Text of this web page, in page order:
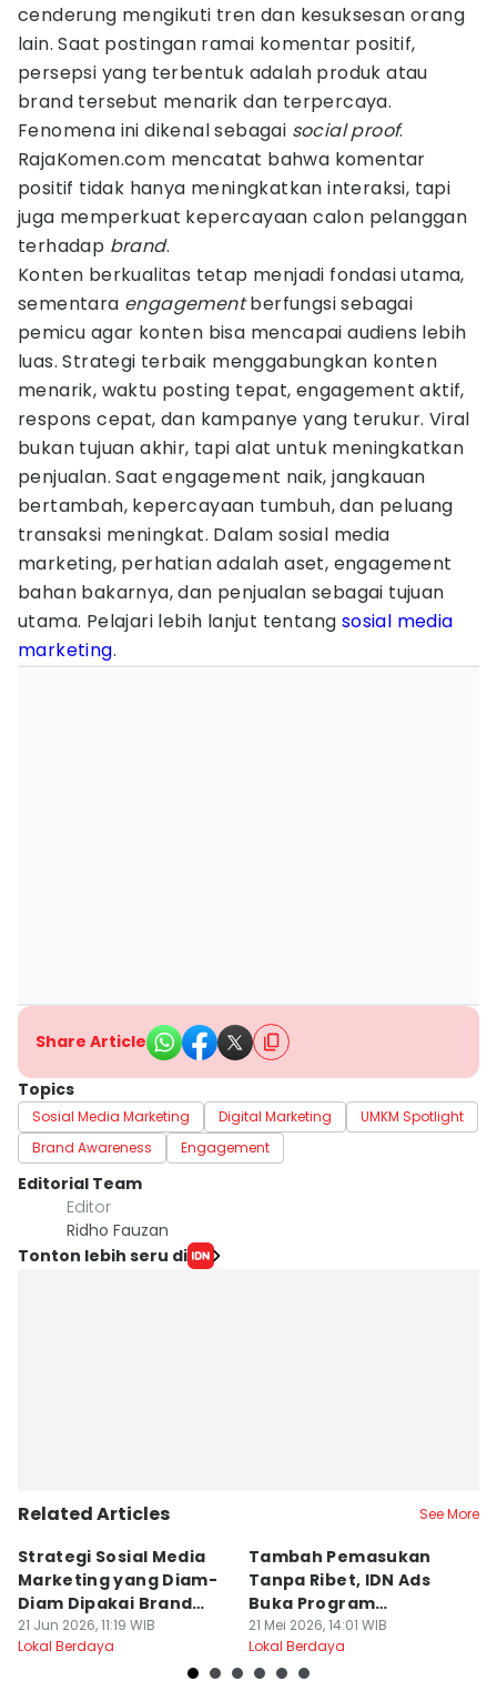
cenderung mengikuti tren dan kesuksesan orang
lain. Saat postingan ramai komentar positif,
persepsi yang terbentuk adalah produk atau
brand tersebut menarik dan terpercaya.
Fenomena ini dikenal sebagai social proof.
RajaKomen.com mencatat bahwa komentar
positif tidak hanya meningkatkan interaksi, tapi
juga memperkuat kepercayaan calon pelanggan
terhadap brand.
Konten berkualitas tetap menjadi fondasi utama,
sementara engagementberfungsi sebagai
pemicu agar konten bisa mencapai audiens lebih
luas. Strategi terbaik menggabungkan konten
menarik, waktu posting tepat, engagement aktif,
respons cepat, dan kampanye yang terukur. Viral
bukan tujuan akhir, tapi alat untuk meningkatkan
penjualan. Saat engagement naik, jangkauan
bertambah, kepercayaan tumbuh, dan peluang
transaksi meningkat. Dalam sosial media
marketing, perhatian adalah aset, engagement
bahan bakarnya, dan penjualan sebagai tujuan
utama. Pelajari lebih lanjut tentang sosial media
marketing.
Share Article
Topics
Sosial Media Marketing Digital Marketing
UMKM Spotlight
Brand Awareness
Engagement
Editorial Team
Editor
Ridho Fauzan
Tonton lebih seru di
Related Articles See More
Strategi Sosial Media
Marketing yang Diam-
Diam Dipakai Brand
Besar
21 Jun 2026, 11:19 WIB
Lokal Berdaya
Tambah Pemasukan
Tanpa Ribet, IDN Ads
Buka Program
Kemitraan Berbasis
Komisi
21 Mei 2026, 14:01 WIB
Lokal Berdaya